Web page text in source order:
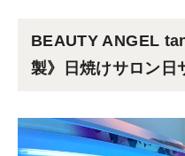
BEAUTY ANGEL
製》日焼けサロン日